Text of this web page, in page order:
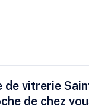
de vitrerie
de chez